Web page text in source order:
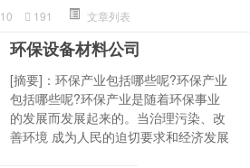
10 191 文章列表
环保设备材料公司
[摘要]：环保产业包括哪些呢?环保产业
包括哪些呢?环保产业是随着环保事业
的发展而发展起来的。当治理污染、改
善环境 成为人民的迫切要求和经济发展